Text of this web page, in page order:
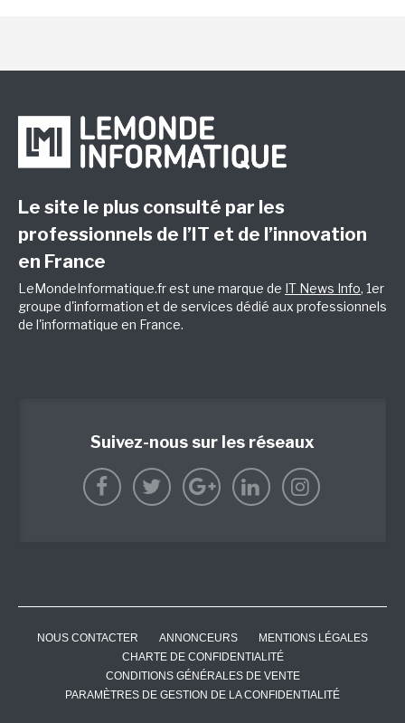
Le site le plus consulté par les
professionnels de l’IT et de l’innovation
en France
LeMondeInformatique.fr est une marque de IT News Info, 1er
groupe d'information et de services dédié aux professionnels
de l'informatique en France.
Suivez-nous sur les réseaux
NOUS CONTACTER ANNONCEURS
MENTIONS LÉGALES
CHARTE DE CONFIDENTIALITÉ
CONDITIONS GÉNÉRALES DE VENTE
PARAMÈTRES DE GESTION DE LA CONFIDENTIALITÉ